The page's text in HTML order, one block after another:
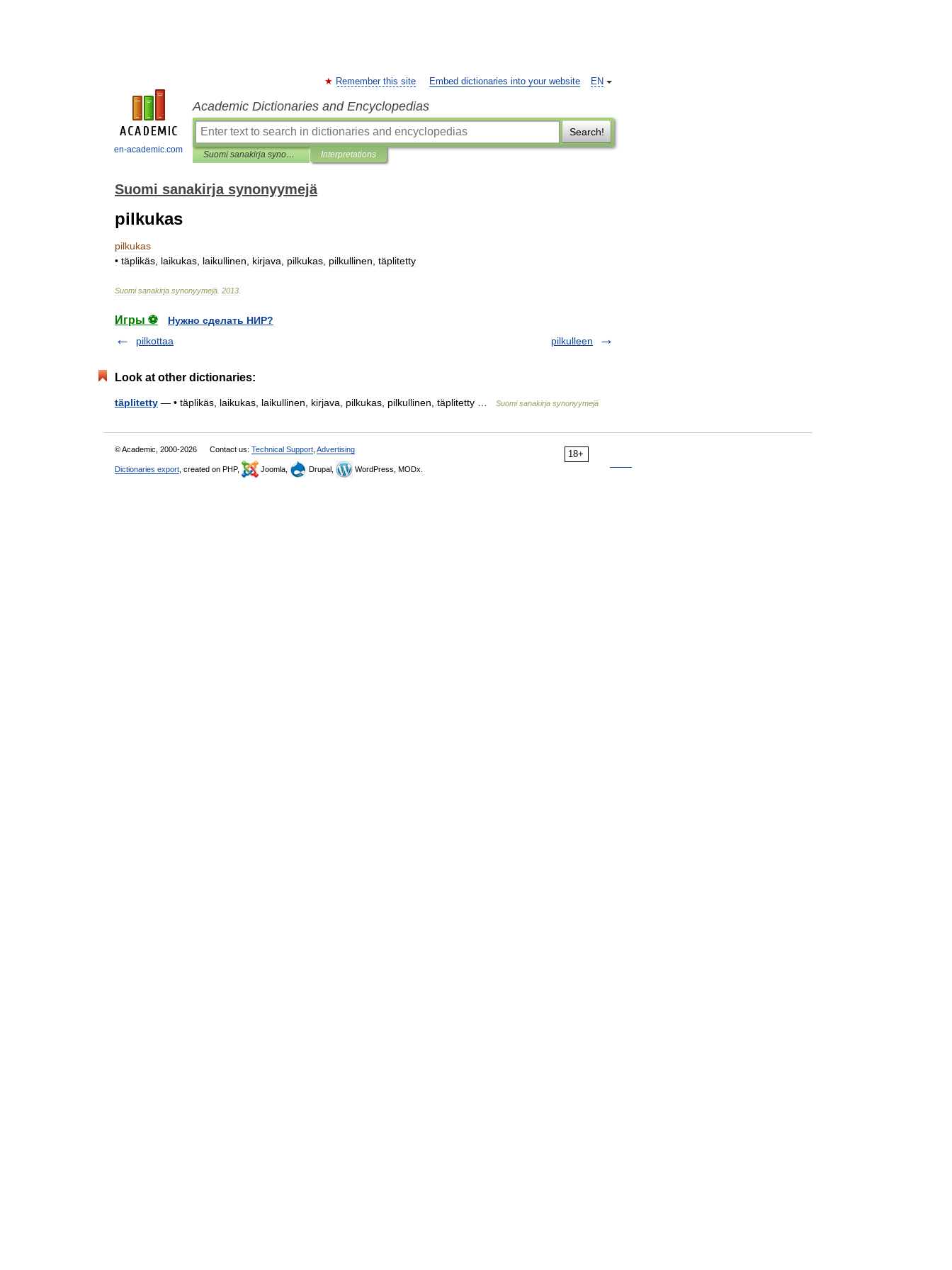
en-academic.com
EN
Remember this site Embed dictionaries into your website
Academic Dictionaries and Encyclopedias
Search!
Suomi sanakirja synonyymejä Interpretations
Suomi sanakirja synonyymejä
pilkukas
pilkukas
• täplikäs laikukas laikullinen kirjava pilkukas pilkullinen täplitetty
Suomi sanakirja synonyymejä 2013
Игры ⚽
Нужно сделать НИР?
pilkottaa
pilkulleen
Look at other dictionaries:
täplitetty — • täplikäs, laikukas, laikullinen, kirjava, pilkukas, pilkullinen, täplitetty … Suomi sanakirja synonyymejä
18+
© Academic, 2000-2026 Contact us: Technical Support Advertising
Dictionaries export , created on PHP, Joomla, Drupal, WordPress, MODx.